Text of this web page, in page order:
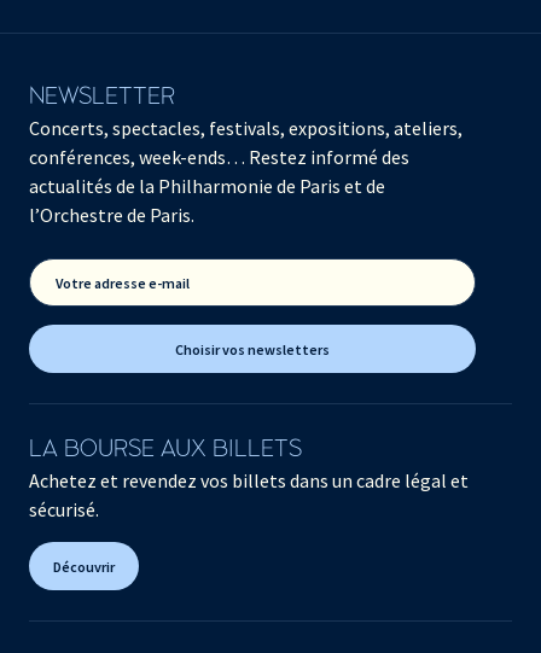
NEWSLETTER
Concerts, spectacles, festivals, expositions, ateliers,
conférences, week-ends… Restez informé des
actualités de la Philharmonie de Paris et de
l’Orchestre de Paris.
Votre adresse e-mail
Choisir vos newsletters
LA BOURSE AUX BILLETS
Achetez et revendez vos billets dans un cadre légal et
sécurisé.
Découvrir